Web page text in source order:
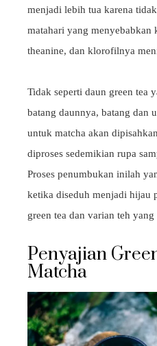
menjadi lebih tua karena
matahari yang menyebabkan
theanine, dan klorofilnya
Tidak seperti daun green tea
batang daunnya, batang dan
untuk matcha akan
diproses sedemikian rupa
Proses penumbukan inilah
ketika diseduh menjadi hijau
green tea dan varian teh
Penyajian
Matcha